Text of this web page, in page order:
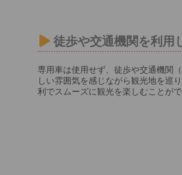
徒歩や交通機関を利用
専用車は使用せず、徒歩や交通機関
しい雰囲気を感じながら観光地を巡
利でスムーズに観光を楽しむことが